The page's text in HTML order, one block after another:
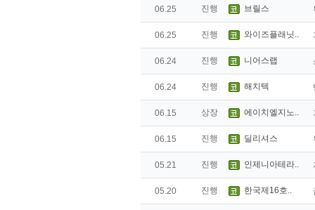
06.25 진행 브릴스
06.25 진행 와이즈플래닛..
06.24 진행 니어스랩
06.24 진행 해치텍
06.15 상장 에이치엘지노..
06.15 진행 딜리셔스
05.21 진행 인제니아테라..
05.20 진행 한국제16호..